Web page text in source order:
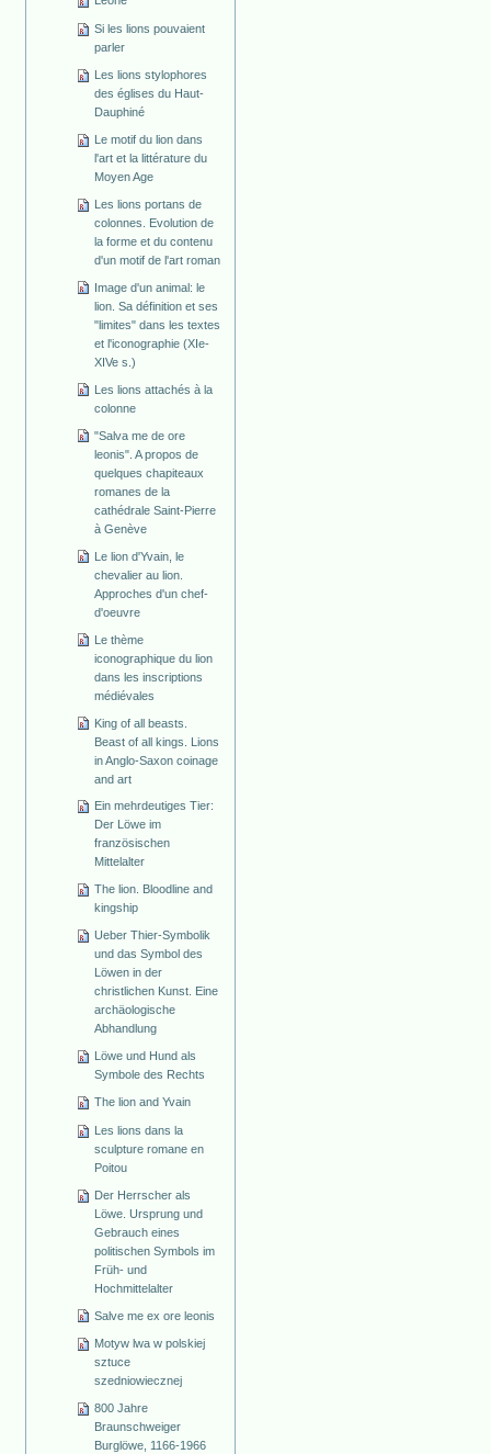
Si les lions pouvaient
parler
Les lions stylophores
des églises du Haut-
Dauphiné
Le motif du lion dans
l'art et la littérature du
Moyen Age
Les lions portans de
colonnes. Evolution de
la forme et du contenu
d'un motif de l'art roman
Image d'un animal: le
lion. Sa définition et ses
"limites" dans les textes
et l'iconographie (XIe-
XIVe s.)
Les lions attachés à la
colonne
"Salva me de ore
leonis". A propos de
quelques chapiteaux
romanes de la
cathédrale Saint-Pierre
à Genève
Le lion d'Yvain, le
chevalier au lion.
Approches d'un chef-
d'oeuvre
Le thème
iconographique du lion
dans les inscriptions
médiévales
King of all beasts.
Beast of all kings. Lions
in Anglo-Saxon coinage
and art
Ein mehrdeutiges Tier:
Der Löwe im
französischen
Mittelalter
The lion. Bloodline and
kingship
Ueber Thier-Symbolik
und das Symbol des
Löwen in der
christlichen Kunst. Eine
archäologische
Abhandlung
Löwe und Hund als
Symbole des Rechts
The lion and Yvain
Les lions dans la
sculpture romane en
Poitou
Der Herrscher als
Löwe. Ursprung und
Gebrauch eines
politischen Symbols im
Früh- und
Hochmittelalter
Salve me ex ore leonis
Motyw lwa w polskiej
sztuce
szedniowiecznej
800 Jahre
Braunschweiger
Burglöwe, 1166-1966